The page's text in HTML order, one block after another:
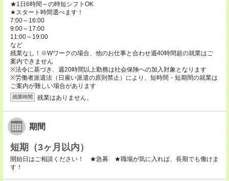
★1日6時間～の時短シフトOK
★スタート時間選べます！
7:00～16:00
9:00～17:00
11:00～19:00
など
残業なし！※Wワークの場合、他のお仕事と合わせ週40時間超の就業はご
案内できません
※法令に基づき、週20時間以上勤務は社会保険への加入対象となります
※労働者派遣法（日雇い派遣の原則禁止）により、短時間・短期間の就業は
ご案内が難しい場合があります
残業時間 残業はありません。
期間
短期（3ヶ月以内）
開始日はご相談ください！ ★急募 ★職場が気に入れば、長期でも働けま
す！